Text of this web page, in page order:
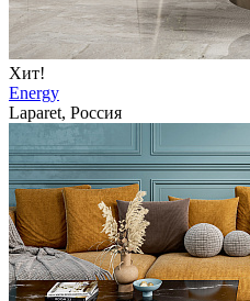
Хит!
Energy
Laparet, Россия